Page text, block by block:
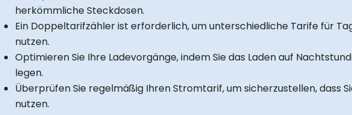
herkömmliche Steckdosen.
Ein Doppeltarifzähler ist erforderlich, um unterschiedliche Tarife für
nutzen.
Optimieren Sie Ihre Ladevorgänge, indem Sie das Laden auf
legen.
Überprüfen Sie regelmäßig Ihren Stromtarif, um sicherzustellen, dass
nutzen.